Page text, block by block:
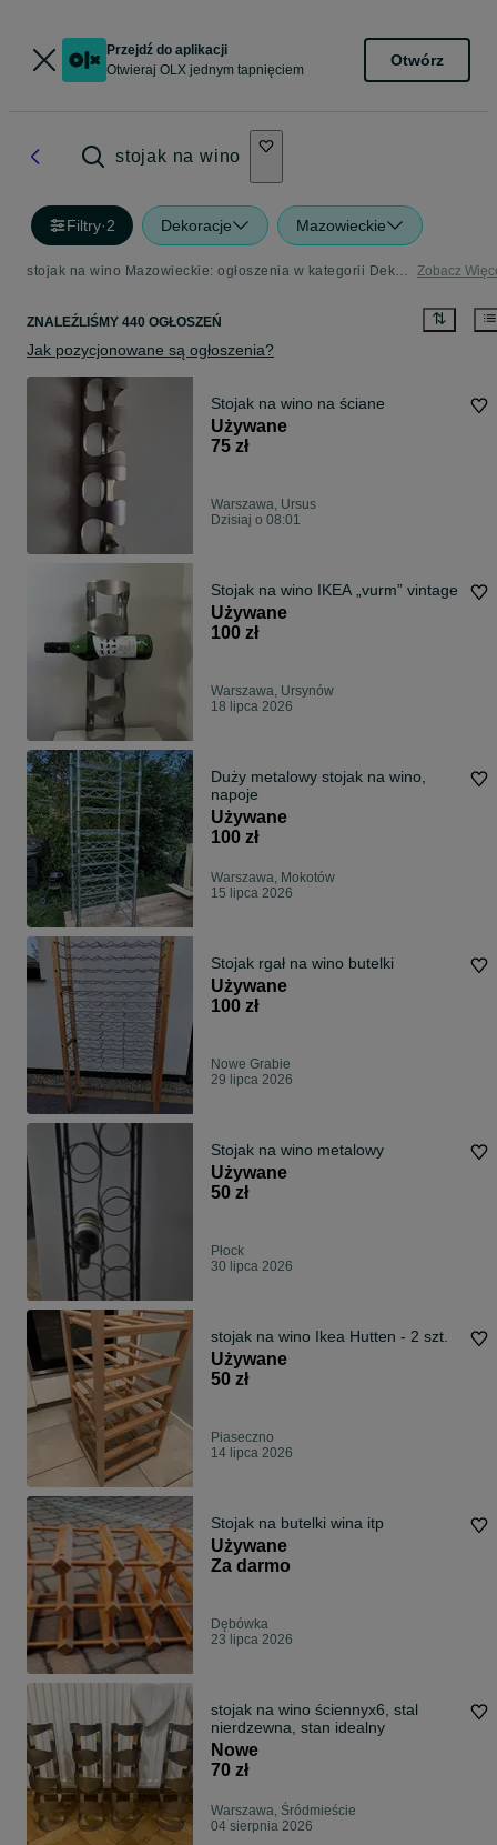
Przejdź do aplikacji
Otwieraj OLX jednym tapnięciem
Otwórz
stojak na wino
Filtry·2 Dekoracje Mazowieckie
stojak na wino Mazowieckie: ogłoszenia w kategorii Dekoracje do domu Zobacz
ZNALEŹLIŚMY 440 OGŁOSZEŃ
Jak pozycjonowane są ogłoszenia?
Stojak na wino na ściane
Używane
75 zł
Warszawa, Ursus
Dzisiaj o 08:01
Stojak na wino IKEA „vurm” vintage
Używane
100 zł
Warszawa, Ursynów
18 lipca 2026
Duży metalowy stojak na wino,
napoje
Używane
100 zł
Warszawa, Mokotów
15 lipca 2026
Stojak rgał na wino butelki
Używane
100 zł
Nowe Grabie
29 lipca 2026
Stojak na wino metalowy
Używane
50 zł
Płock
30 lipca 2026
stojak na wino Ikea Hutten - 2 szt.
Używane
50 zł
Piaseczno
14 lipca 2026
Stojak na butelki wina itp
Używane
Za darmo
Dębówka
23 lipca 2026
stojak na wino ściennyx6, stal
nierdzewna, stan idealny
Nowe
70 zł
Warszawa, Śródmieście
04 sierpnia 2026